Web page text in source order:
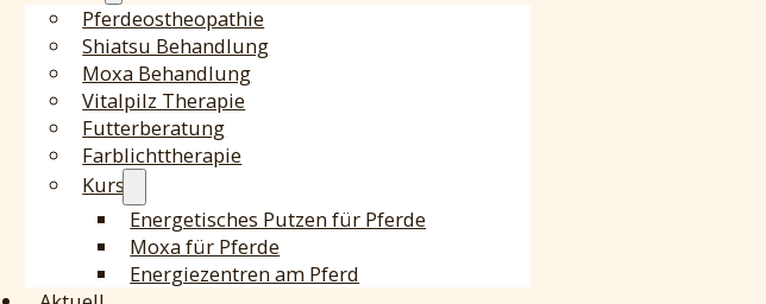
Pferdeostheopathie
Shiatsu Behandlung
Moxa Behandlung
Vitalpilz Therapie
Futterberatung
Farblichttherapie
Kurse
Energetisches Putzen für Pferde
Moxa für Pferde
Energiezentren am Pferd